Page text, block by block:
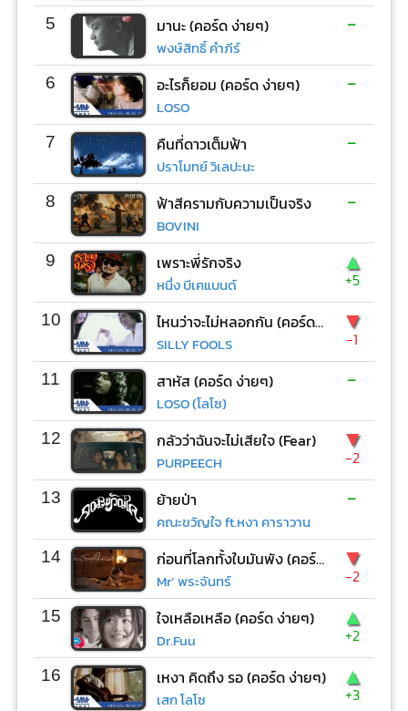
5 มานะ (คอร์ด ง่ายๆ)
พงษ์สิทธิ์ คำภีร์
-
6 อะไรก็ยอม (คอร์ด ง่ายๆ)
LOSO
-
7 คืนที่ดาวเต็มฟ้า
ปราโมทย์ วิเลปะนะ
-
8 ฟ้าสีครามกับความเป็นจริง
BOVINI
-
9 เพราะพี่รักจริง
หนึ่ง บีเคแบนด์
▲
+5
10 ไหนว่าจะไม่หลอกกัน (คอร์ด ง่ายๆ)
SILLY FOOLS
▼
-1
11 สาหัส (คอร์ด ง่ายๆ)
LOSO (โลโซ)
-
12 กลัวว่าฉันจะไม่เสียใจ (Fear)
PURPEECH
▼
-2
13 ย้ายป่า
คณะขวัญใจ ft.หงา คาราวาน
-
14 ก่อนที่โลกทั้งใบมันพัง (คอร์ด ง่ายๆ)
Mr’ พระจันทร์
▼
-2
15 ใจเหลือเหลือ (คอร์ด ง่ายๆ)
Dr.Fuu
▲
+2
16 เหงา คิดถึง รอ (คอร์ด ง่ายๆ)
เสก โลโซ
▲
+3